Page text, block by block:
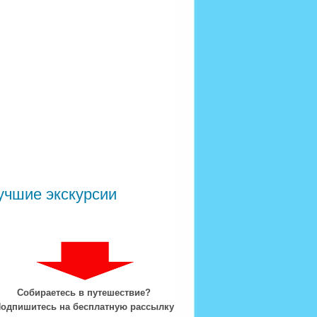
экскурсии
Собираетесь в путешествие?
на бесплатную рассылку